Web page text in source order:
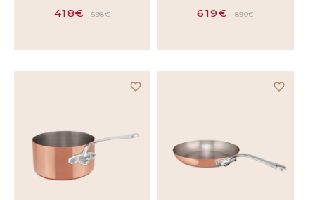
bombées
Marmites
Plats
418€ 598€ 619€ 890€
favorite_border favorite_border